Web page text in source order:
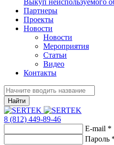
Выкуп неиспользуемого
Партнеры
Проекты
Новости
Новости
Мероприятия
Статьи
Видео
Контакты
Найти
8 (812) 449-89-46
E-mail *
Пароль